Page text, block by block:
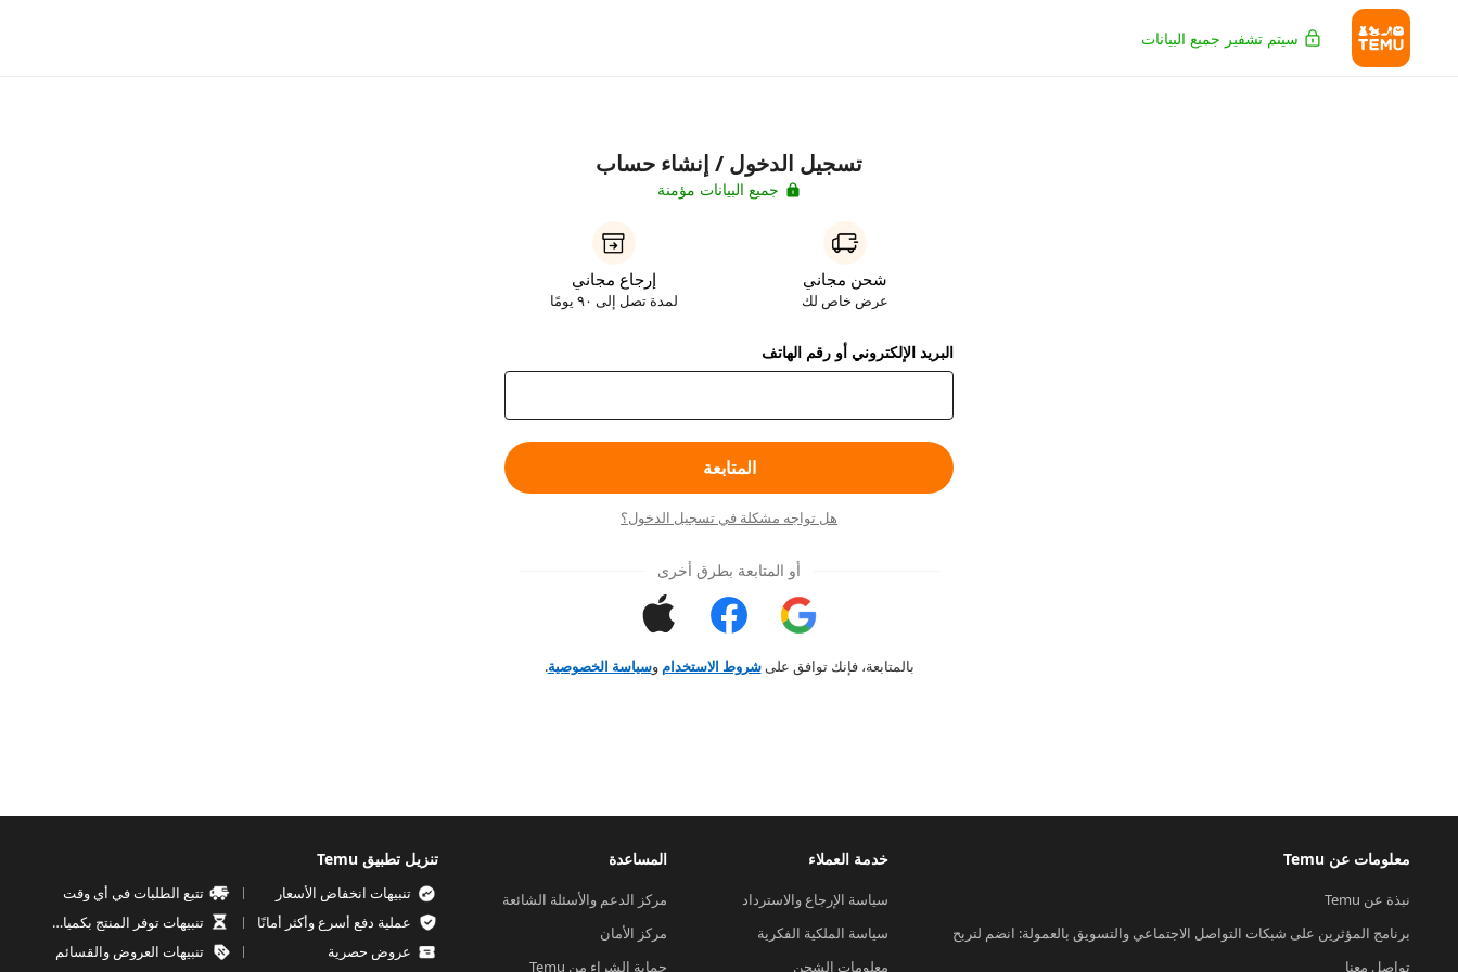
سيتم تشفير جميع البيانات
تسجيل الدخول / إنشاء حساب
جميع البيانات مؤمنة
شحن مجاني
عرض خاص لك
إرجاع مجاني
لمدة تصل إلى ٩٠ يومًا
البريد الإلكتروني أو رقم الهاتف
المتابعة
هل تواجه مشكلة في تسجيل الدخول؟
أو المتابعة بطرق أخرى
بالمتابعة، فإنك توافق علىشروط الاستخدام وسياسة الخصوصية.
معلومات عن Temu
نبذة عن Temu
برنامج المؤثرين على شبكات التواصل الاجتماعي والتسويق بالعمولة: انضم لتربح
تواصل معنا
خدمة العملاء
سياسة الإرجاع والاسترداد
سياسة الملكية الفكرية
معلومات الشحن
المساعدة
مركز الدعم والأسئلة الشائعة
مركز الأمان
حماية الشراء من Temu
تنزيل تطبيق Temu
تنبيهات انخفاض الأسعار
تتبع الطلبات في أي وقت
عملية دفع أسرع وأكثر أمانًا
تنبيهات توفر المنتج بكميات محدودة
عروض حصرية
تنبيهات العروض والقسائم